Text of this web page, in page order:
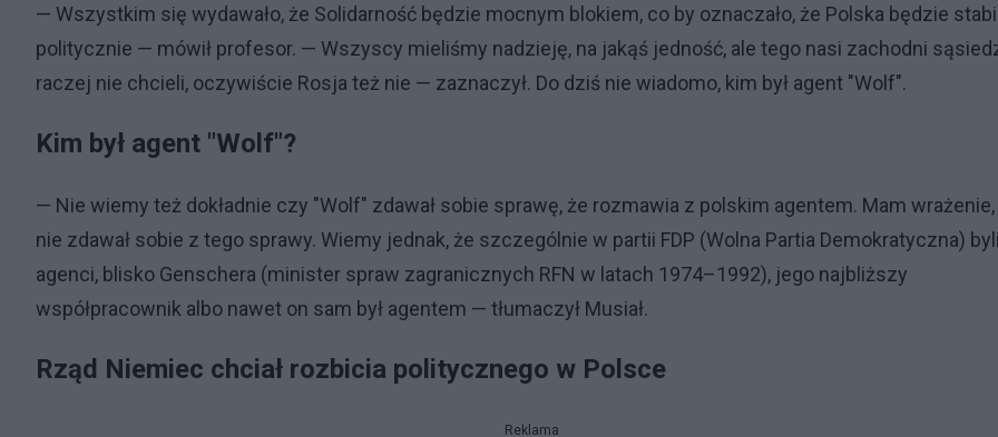
— Wszystkim się wydawało, że Solidarność będzie mocnym blokiem, co by oznaczało, że Polska będzie
politycznie — mówił profesor. — Wszyscy mieliśmy nadzieję, na jakąś jedność, ale tego nasi zachodni
raczej nie chcieli, oczywiście Rosja też nie — zaznaczył. Do dziś nie wiadomo, kim był agent "Wolf".
Kim był agent "Wolf"?
— Nie wiemy też dokładnie czy "Wolf" zdawał sobie sprawę, że rozmawia z polskim agentem. Mam
nie zdawał sobie z tego sprawy. Wiemy jednak, że szczególnie w partii FDP (Wolna Partia Demokratyczna)
agenci, blisko Genschera (minister spraw zagranicznych RFN w latach 1974–1992), jego najbliższy
współpracownik albo nawet on sam był agentem — tłumaczył Musiał.
Rząd Niemiec chciał rozbicia politycznego w Polsce
Reklama